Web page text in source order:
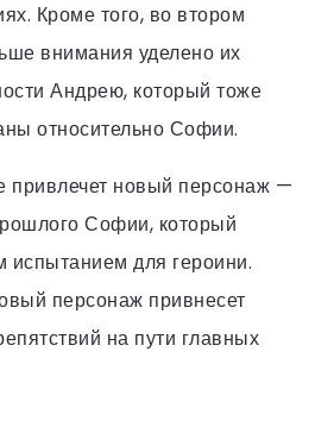
Кроме того, во втором
внимания уделено их
Андрею, который тоже
относительно Софии.
привлечет новый персонаж —
Софии, который
испытанием для героини.
персонаж привнесет
на пути главных